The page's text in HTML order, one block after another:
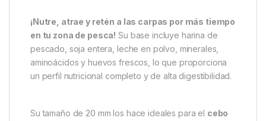
Cuando la calidad del cebo marca la diferencia, los
Misel Zadravec Hi-Protein Boilies Pineapple
20mmse posicionan como una de las opciones más
completas para elcarpfishing moderno. Con una
combinan ingredientes nutritivos y un aroma dulce a